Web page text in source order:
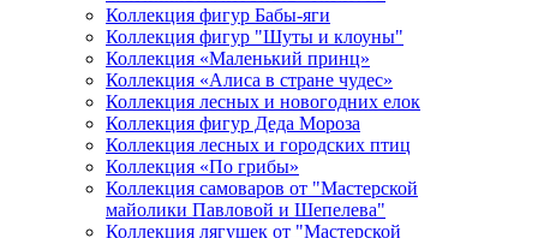
Коллекция фигур Бабы-яги
Коллекция фигур "Шуты и клоуны"
Коллекция «Маленький принц»
Коллекция «Алиса в стране чудес»
Коллекция лесных и новогодних елок
Коллекция фигур Деда Мороза
Коллекция лесных и городских птиц
Коллекция «По грибы»
Коллекция самоваров от "Мастерской
майолики Павловой и Шепелева"
Коллекция лягушек от "Мастерской